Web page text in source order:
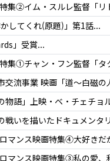
集②イム・スルレ監督「リ
してくれ(原題)」第1話...
」受賞...
集①チャン・フン監督「タ
交流事業 映画「道～白磁の
物語」上映・ベ・チェチョ
戦いを描いたドキュメンタ
マンス映画特集④大好きだ
マンス映画特集③私の愛、